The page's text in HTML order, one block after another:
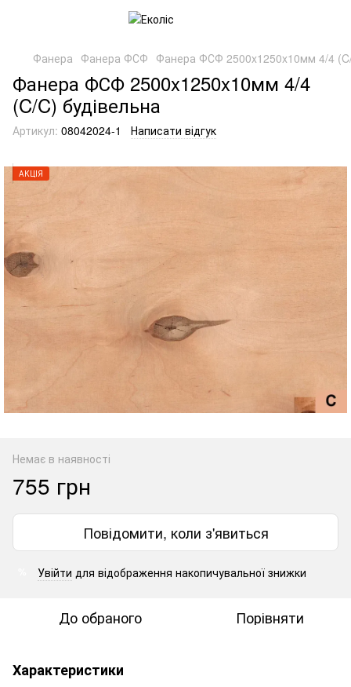
Фанера Фанера ФСФ Фанера ФСФ 2500x1250x10мм 4/4
Фанера ФСФ 2500x1250x10мм 4/4
(C/C) будівельна
Артикул: 08042024-1 Написати відгук
АКЦІЯ
Немає в наявності
755 грн
Повідомити, коли з'явиться
Увійти для відображення накопичувальної знижки
До обраного Порівняти
Характеристики